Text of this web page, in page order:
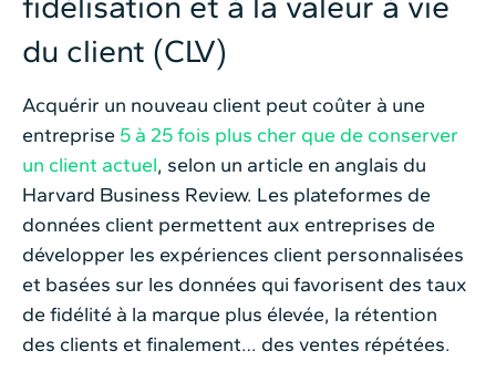
du client (CLV)
Acquérir un nouveau client peut coûter à une
entreprise 5 à 25 fois plus cher que de conserver
un client actuel, selon un article en anglais du
Harvard Business Review. Les plateformes de
données client permettent aux entreprises de
développer les expériences client personnalisées
et basées sur les données qui favorisent des taux
de fidélité à la marque plus élevée, la rétention
des clients et finalement… des ventes répétées.